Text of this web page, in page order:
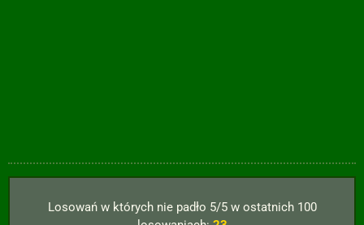
Losowań w których nie padło 5/5 w ostatnich 100